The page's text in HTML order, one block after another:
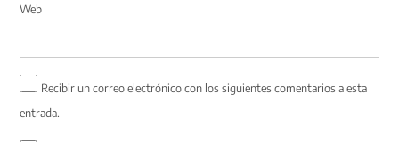
Web
Recibir un correo electrónico con los siguientes comentarios a esta
entrada.